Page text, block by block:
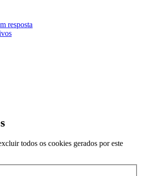
resposta
todos os cookies gerados por este